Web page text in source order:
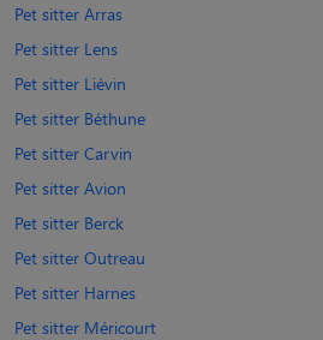
Pet sitter Arras
Pet sitter Lens
Pet sitter Liévin
Pet sitter Béthune
Pet sitter Carvin
Pet sitter Avion
Pet sitter Berck
Pet sitter Outreau
Pet sitter Harnes
Pet sitter Méricourt